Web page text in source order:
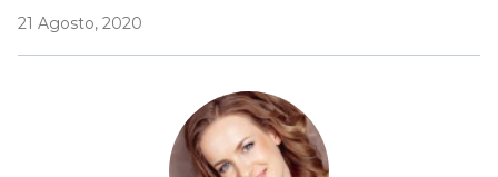
21 Agosto, 2020